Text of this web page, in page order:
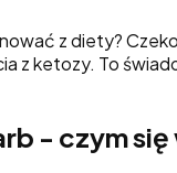
z diety?
z ketozy. To
- czym